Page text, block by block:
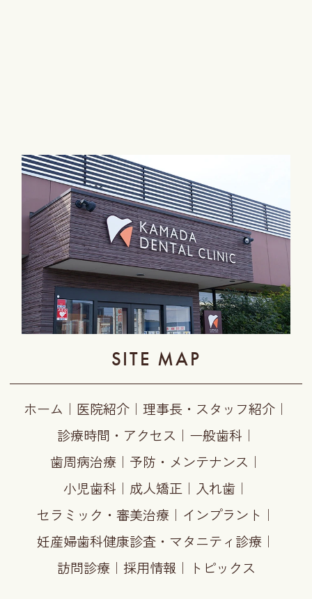
SITE MAP
ホーム ｜ 医院紹介 ｜ 理事長・スタッフ紹介 ｜
診療時間・アクセス ｜ 一般歯科 ｜
歯周病治療 ｜ 予防・メンテナンス ｜
小児歯科 ｜ 成人矯正 ｜ 入れ歯 ｜
セラミック・審美治療 ｜ インプラント ｜
妊産婦歯科健康診査・マタニティ診療 ｜
訪問診療｜ 採用情報｜ トピックス